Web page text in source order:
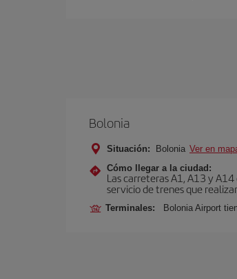
Bolonia
Situación: Bolonia Ver en
Cómo llegar a la ciudad:
Las carreteras A1, A13 y
servicio de trenes que
Terminales: Bolonia Airport